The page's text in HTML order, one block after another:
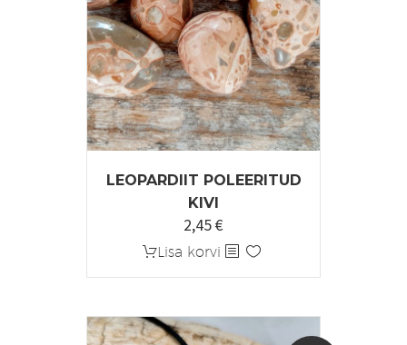
LEOPARDIIT POLEERITUD
KIVI
Algne
hind
2,45€
hind
Lisa korvi